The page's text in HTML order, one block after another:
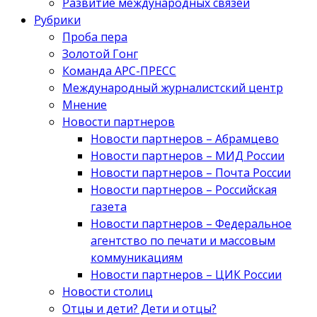
Рубрики
Проба пера
Золотой Гонг
Команда АРС-ПРЕСС
Международный журналистский центр
Мнение
Новости партнеров
Новости партнеров – Абрамцево
Новости партнеров – МИД России
Новости партнеров – Почта России
Новости партнеров – Российская
газета
Новости партнеров – Федеральное
агентство по печати и массовым
коммуникациям
Новости партнеров – ЦИК России
Новости столиц
Отцы и дети? Дети и отцы?